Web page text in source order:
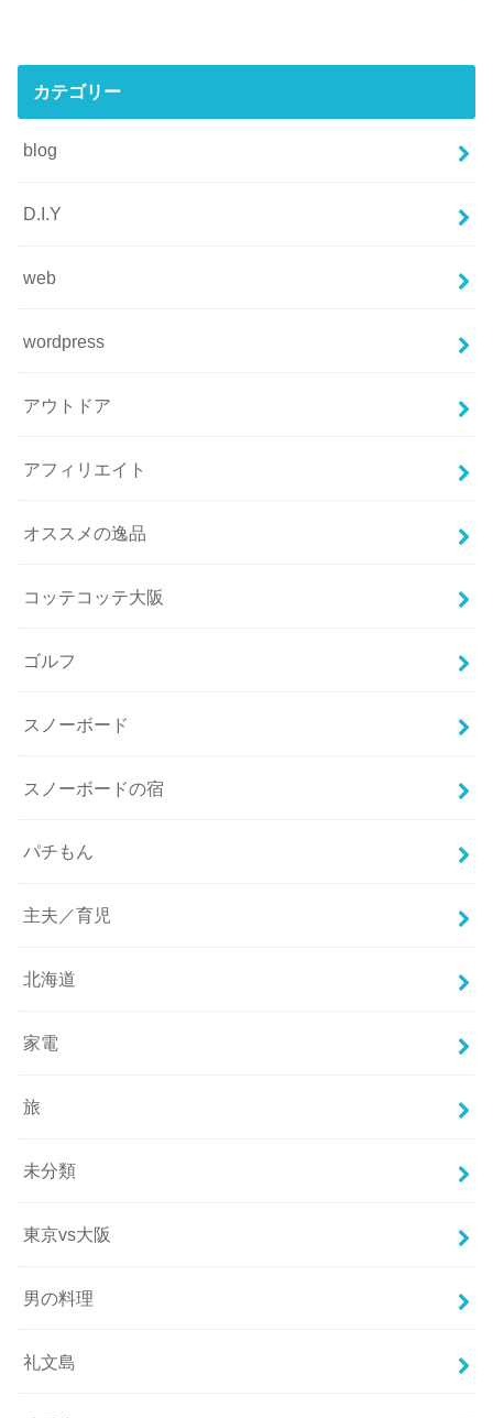
カテゴリー
blog
D.I.Y
web
wordpress
アウトドア
アフィリエイト
オススメの逸品
コッテコッテ大阪
ゴルフ
スノーボード
スノーボードの宿
パチもん
主夫／育児
北海道
家電
旅
未分類
東京vs大阪
男の料理
礼文島